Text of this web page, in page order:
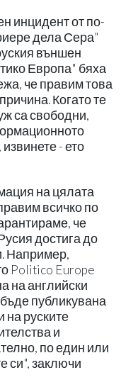
инцидент от по-
дела Сера"
външен
Европа" бяха
че правим това
Когато те
са свободни,
- ето
на цялата
всичко по
че
достига до
Например,
Politico Europe
на английски
публикувана
на руските
и
по един или
си", заключи